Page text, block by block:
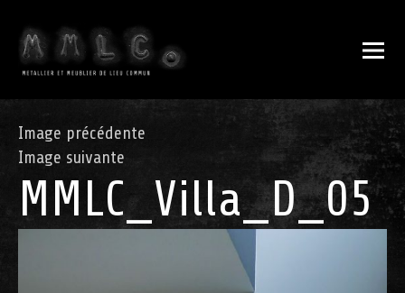
Image précédente
Image suivante
MMLC_Villa_D_05